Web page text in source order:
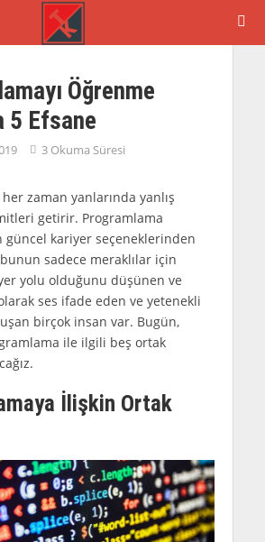
Öğrenme
5 Efsane
3 Okuma Süresi
zaman yanlarında yanlış
getirir. Programlama
güncel kariyer seçeneklerinden
sadece meraklılar için
yolu olduğunu düşünen ve
ses ifade eden ve yetenekli
birçok insan var. Bugün,
ile ilgili beş ortak
İlişkin Ortak